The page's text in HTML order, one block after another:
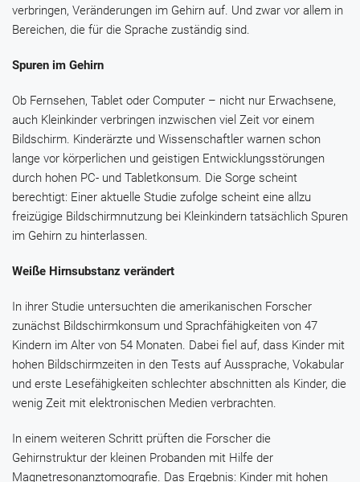
verbringen, Veränderungen im Gehirn auf. Und zwar vor allem in
Bereichen, die für die Sprache zuständig sind.
Spuren im Gehirn
Ob Fernsehen, Tablet oder Computer – nicht nur Erwachsene,
auch Kleinkinder verbringen inzwischen viel Zeit vor einem
Bildschirm. Kinderärzte und Wissenschaftler warnen schon
lange vor körperlichen und geistigen Entwicklungsstörungen
durch hohen PC- und Tabletkonsum. Die Sorge scheint
berechtigt: Einer aktuelle Studie zufolge scheint eine allzu
freizügige Bildschirmnutzung bei Kleinkindern tatsächlich Spuren
im Gehirn zu hinterlassen.
Weiße Hirnsubstanz verändert
In ihrer Studie untersuchten die amerikanischen Forscher
zunächst Bildschirmkonsum und Sprachfähigkeiten von 47
Kindern im Alter von 54 Monaten. Dabei fiel auf, dass Kinder mit
hohen Bildschirmzeiten in den Tests auf Aussprache, Vokabular
und erste Lesefähigkeiten schlechter abschnitten als Kinder, die
wenig Zeit mit elektronischen Medien verbrachten.
In einem weiteren Schritt prüften die Forscher die
Gehirnstruktur der kleinen Probanden mit Hilfe der
Magnetresonanztomografie. Das Ergebnis: Kinder mit hohen